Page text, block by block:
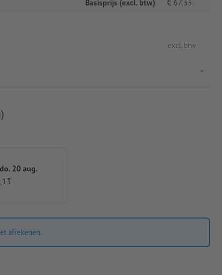
Basisprijs (excl. btw) € 67,35
excl. btw
20 aug.
afrekenen.